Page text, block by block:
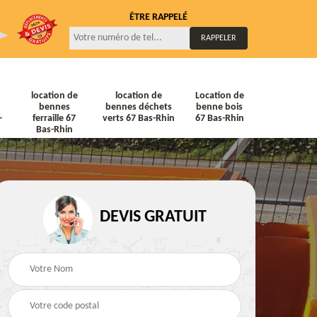
ÊTRE RAPPELÉ
location de
bennes
ferraille 67
Bas-Rhin
location de
bennes déchets
verts 67 Bas-Rhin
Location de
benne bois
67 Bas-Rhin
Location de bennes à
gravats 67 Bas-Rhin
Location de bennes
Tout venant 67 Bas-
DEVIS GRATUIT